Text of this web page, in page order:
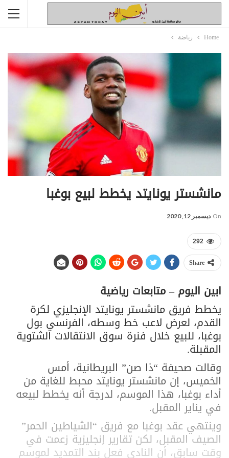
Home رياضة
مانشستر يونايتد يخطط لبيع بوغبا
On ديسمبر 12, 2020
292
Share
ابين اليوم – متابعات رياضية
يخطط فريق مانشستر يونايتد الإنجليزي لكرة
القدم، لعرض لاعب خط وسطه، الفرنسي بول
بوغبا، للبيع خلال فنرة سوق الانتقالات الشتوية
المقبلة.
وقالت صحيفة “ذا صن” البريطانية، أمس
الخميس، إن مانشستر يونايتد محبط للغاية من
أداء بوغبا، هذا الموسم، لدرجة أنه يخطط لبيعه
في يناير المقبل.
وينتهي عقد بوغبا مع فريق “الشياطين الحمر”
الصيف المقبل، لكن تقارير إنجليزية زعمت في
وقت سابق، أن النادي فعل بند التمديد لموسم